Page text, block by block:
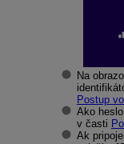
Na
Postup
Ako
v časti
Ak